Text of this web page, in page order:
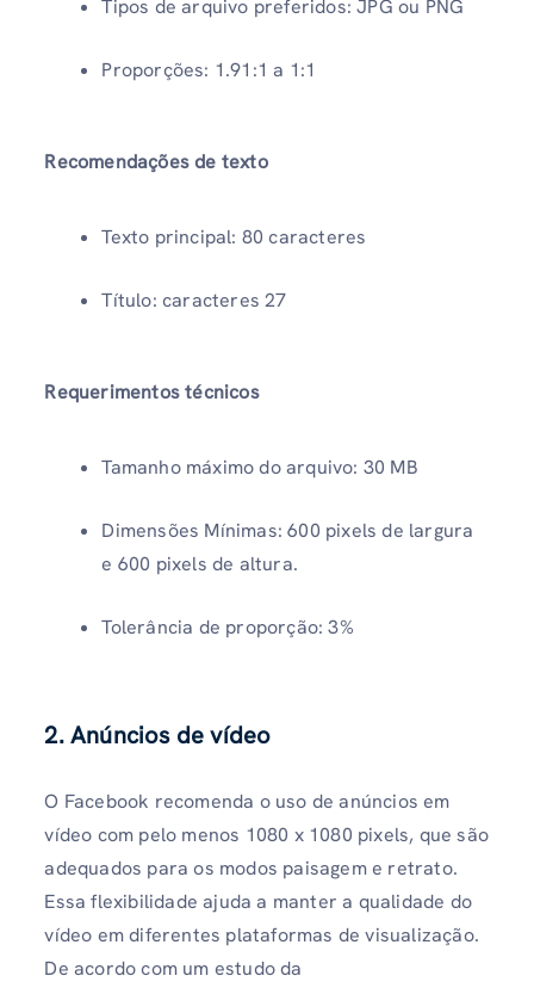
Tipos de arquivo preferidos: JPG ou PNG
Proporções: 1.91:1 a 1:1
Recomendações de texto
Texto principal: 80 caracteres
Título: caracteres 27
Requerimentos técnicos
Tamanho máximo do arquivo: 30 MB
Dimensões Mínimas: 600 pixels de largura
e 600 pixels de altura.
Tolerância de proporção: 3%
2. Anúncios de vídeo
O Facebook recomenda o uso de anúncios em
vídeo com pelo menos 1080 x 1080 pixels, que são
adequados para os modos paisagem e retrato.
Essa flexibilidade ajuda a manter a qualidade do
vídeo em diferentes plataformas de visualização.
De acordo com um estudo da